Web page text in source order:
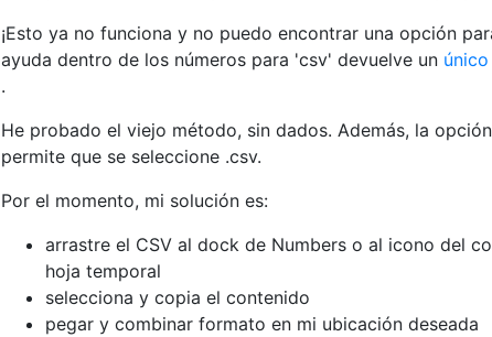
¡Esto ya no funciona y no puedo encontrar una opción
ayuda dentro de los números para 'csv' devuelve un
.
He probado el viejo método, sin dados. Además, la
permite que se seleccione .csv.
Por el momento, mi solución es:
arrastre el CSV al dock de Numbers o al icono del
hoja temporal
selecciona y copia el contenido
pegar y combinar formato en mi ubicación deseada